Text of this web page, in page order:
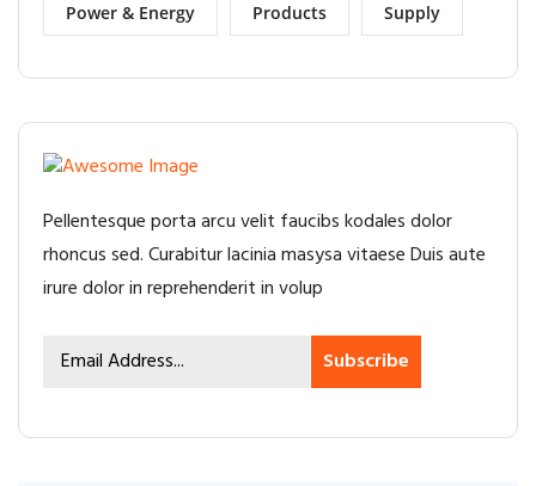
Power & Energy Products Supply
Pellentesque porta arcu velit faucibs kodales dolor
rhoncus sed. Curabitur lacinia masysa vitaese Duis aute
irure dolor in reprehenderit in volup
Subscribe